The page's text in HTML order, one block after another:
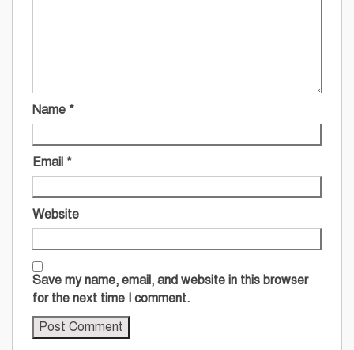
Name *
Email *
Website
Save my name, email, and website in this browser
for the next time I comment.